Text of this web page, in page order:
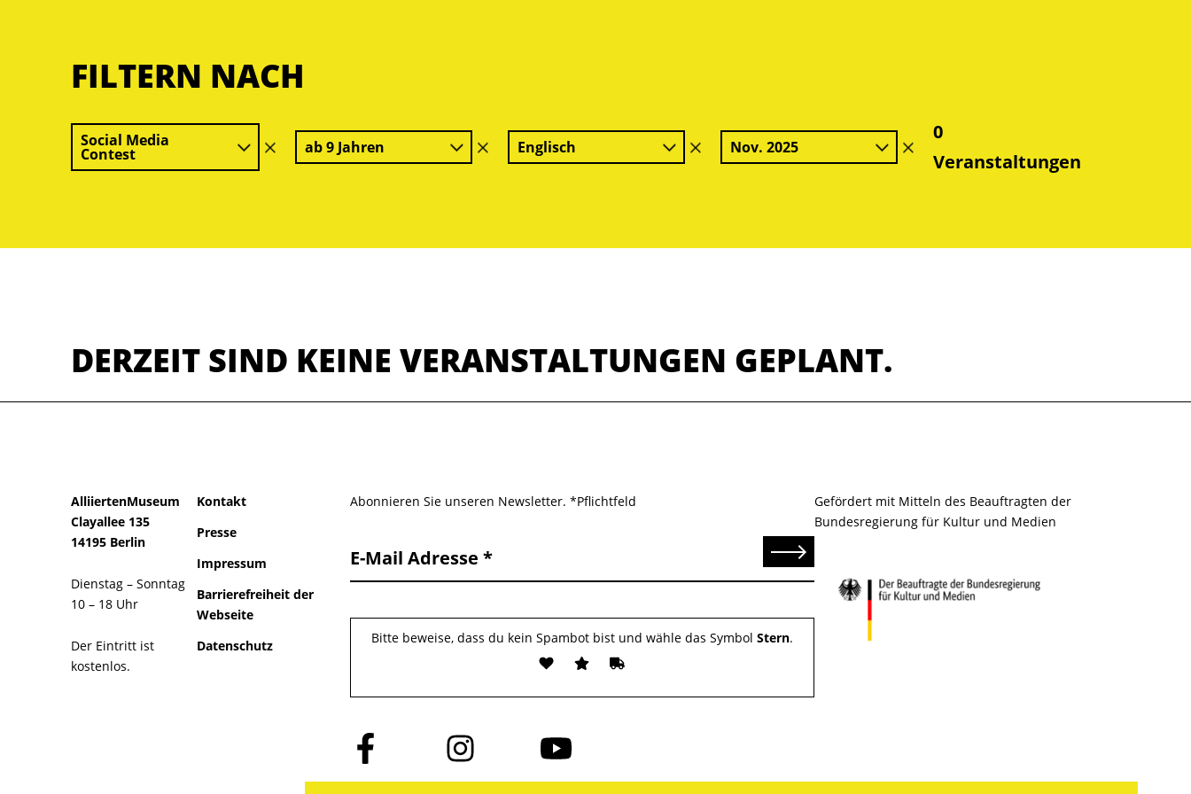
FILTERN NACH
Social Media
Contest
Filter
löschen
ab 9 Jahren
Filter
löschen
Englisch
Filter
löschen
Nov. 2025
Filter
löschen
0
Veranstaltungen
DERZEIT SIND KEINE VERANSTALTUNGEN GEPLANT.
AlliiertenMuseum
Clayallee 135
14195 Berlin
Dienstag – Sonntag
10 – 18 Uhr
Der Eintritt ist
kostenlos.
Kontakt
Presse
Impressum
Barrierefreiheit der
Webseite
Datenschutz
Abonnieren Sie unseren Newsletter. *Pflichtfeld
E-Mail Adresse Senden
Bitte beweise, dass du kein Spambot bist und wähle das Symbol Stern.
Folge
uns
auf
Folge
uns
auf
Folge
uns
auf
Gefördert mit Mitteln des Beauftragten der
Bundesregierung für Kultur und Medien